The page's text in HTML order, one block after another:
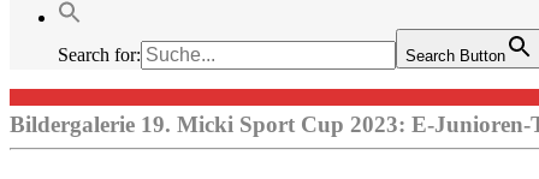
Search for: Search Button
Bildergalerie 19. Micki Sport Cup 2023: E-Junioren-